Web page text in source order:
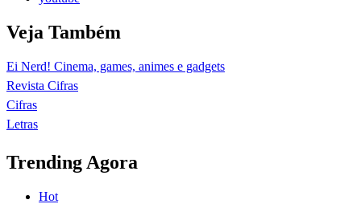
Veja Também
Ei Nerd! Cinema, games, animes e gadgets
Revista Cifras
Cifras
Letras
Trending Agora
Hot